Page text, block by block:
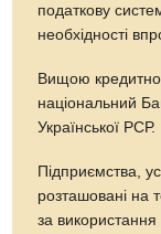
податкову
необхідності
Вищою
національний
Української РСР.
Підприємства,
розташовані на
за